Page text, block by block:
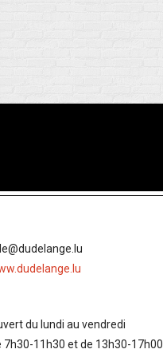
du lundi au vendredi
7h30-11h30 et de 13h30-17h00